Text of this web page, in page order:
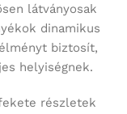
látványosak
dinamikus
biztosít,
helyiségnek.
részletek